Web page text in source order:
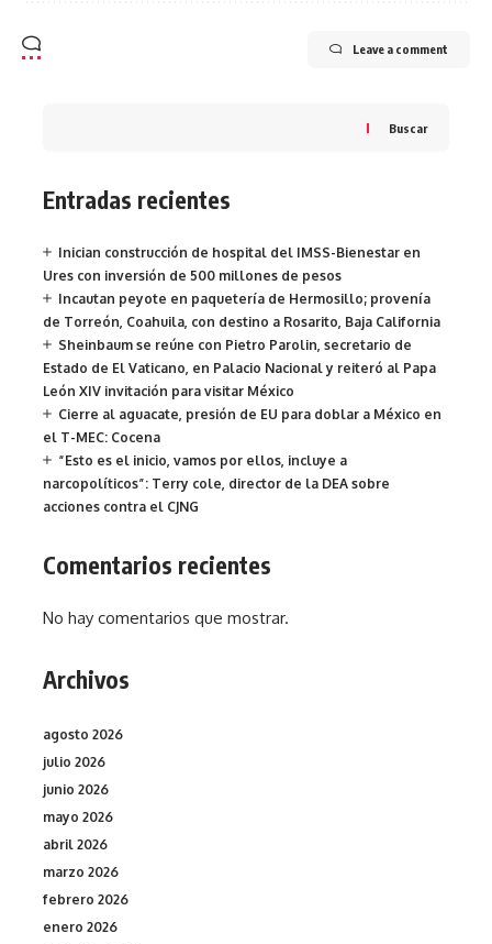
Leave a comment
Buscar
Entradas recientes
Inician construcción de hospital del IMSS-Bienestar en
Ures con inversión de 500 millones de pesos
Incautan peyote en paquetería de Hermosillo; provenía
de Torreón, Coahuila, con destino a Rosarito, Baja California
Sheinbaum se reúne con Pietro Parolin, secretario de
Estado de El Vaticano, en Palacio Nacional y reiteró al Papa
León XIV invitación para visitar México
Cierre al aguacate, presión de EU para doblar a México en
el T-MEC: Cocena
“Esto es el inicio, vamos por ellos, incluye a
narcopolíticos”: Terry cole, director de la DEA sobre
acciones contra el CJNG
Comentarios recientes
No hay comentarios que mostrar.
Archivos
agosto 2026
julio 2026
junio 2026
mayo 2026
abril 2026
marzo 2026
febrero 2026
enero 2026